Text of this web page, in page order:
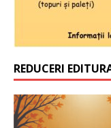
REDUCERI